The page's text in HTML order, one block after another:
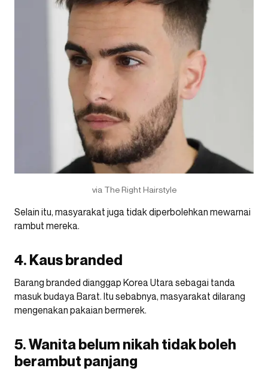
via The Right Hairstyle
Selain itu, masyarakat juga tidak diperbolehkan mewarnai
rambut mereka.
4. Kaus branded
Barang branded dianggap Korea Utara sebagai tanda
masuk budaya Barat. Itu sebabnya, masyarakat dilarang
mengenakan pakaian bermerek.
5. Wanita belum nikah tidak boleh
berambut panjang